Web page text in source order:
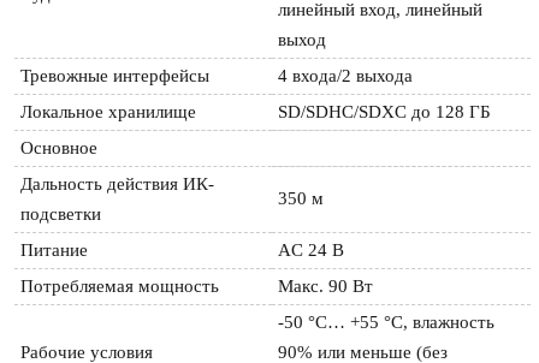
линейный вход, линейный
выход
Тревожные интерфейсы
4 входа/2 выхода
Локальное хранилище
SD/SDHC/SDXC до 128 ГБ
Основное
Дальность действия ИК-
подсветки
350 м
Питание
AC 24 В
Потребляемая мощность
Макс. 90 Вт
Рабочие условия
-50 °C… +55 °C, влажность
90% или меньше (без